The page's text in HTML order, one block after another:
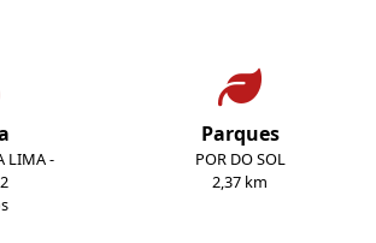
LIMA -
Parques
POR DO SOL
2,37 km